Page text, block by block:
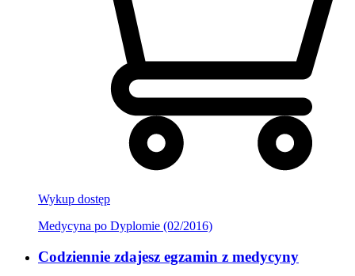
Wykup dostęp
Medycyna po Dyplomie (02/2016)
Codziennie zdajesz egzamin z medycyny